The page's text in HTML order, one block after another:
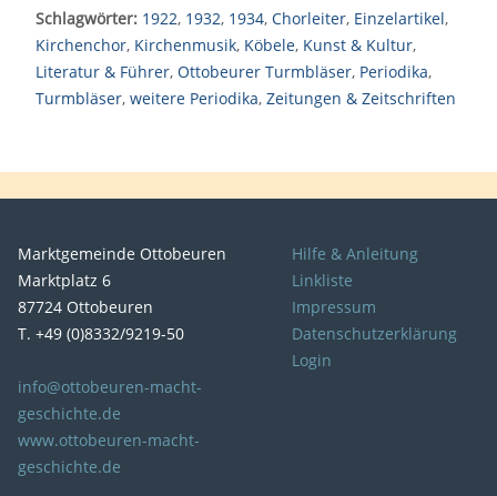
Schlagwörter: 1922, 1932, 1934, Chorleiter, Einzelartikel,
Kirchenchor, Kirchenmusik, Köbele, Kunst & Kultur,
Literatur & Führer, Ottobeurer Turmbläser, Periodika,
Turmbläser, weitere Periodika, Zeitungen & Zeitschriften
Marktgemeinde Ottobeuren
Marktplatz 6
87724 Ottobeuren
T. +49 (0)8332/9219-50
info@ottobeuren-macht-
geschichte.de
www.ottobeuren-macht-
geschichte.de
Hilfe & Anleitung
Linkliste
Impressum
Datenschutzerklärung
Login